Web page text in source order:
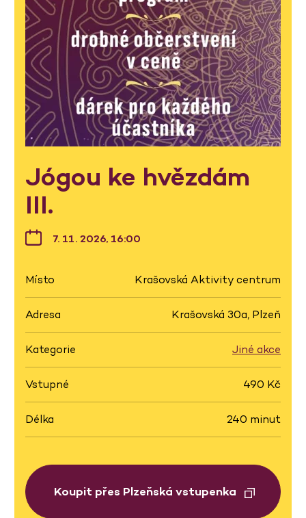
Jógou ke hvězdám
III.
7. 11. 2026, 16:00
Místo Krašovská Aktivity centrum
Adresa Krašovská 30a, Plzeň
Kategorie Jiné akce
Vstupné 490 Kč
Délka 240 minut
Koupit přes Plzeňská vstupenka